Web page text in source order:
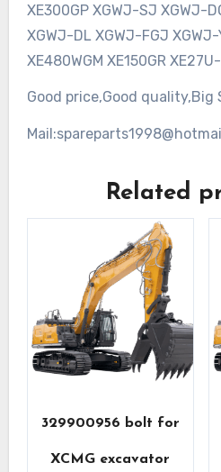
XE300GP XGWJ-SJ XGWJ-
XGWJ-DL XGWJ-FGJ
XE480WGM XE150GR
Good price,Good quality,Big
Related
329900956 bolt for
XCMG excavator